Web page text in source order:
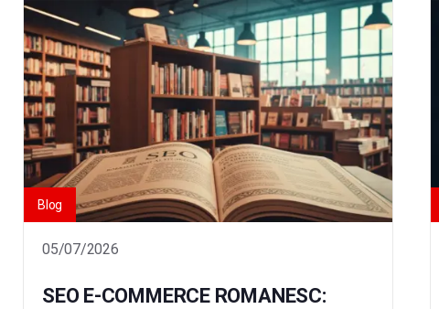
Blog
05/07/2026
SEO E-COMMERCE ROMANESC: